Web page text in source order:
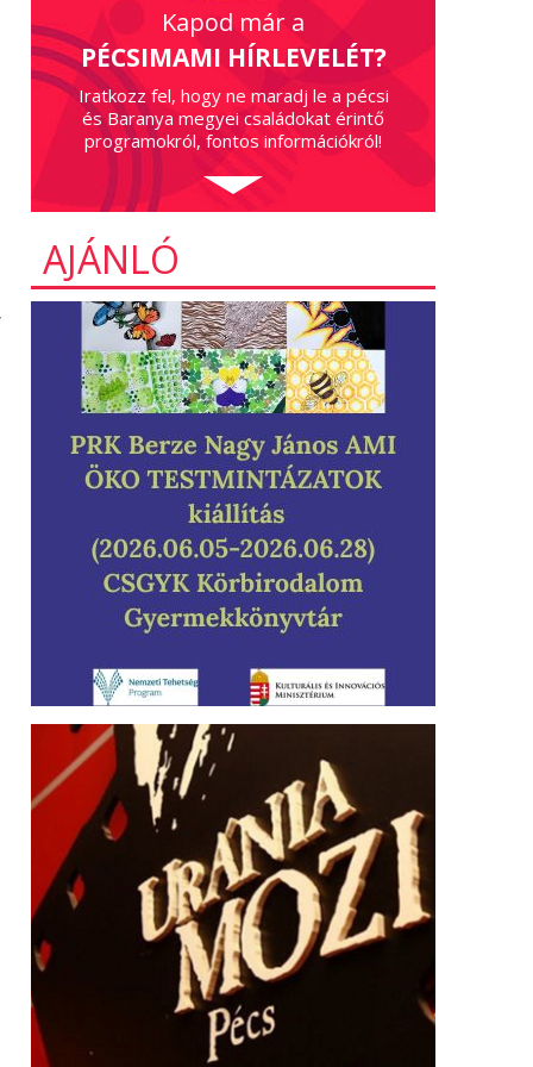
Kapod már a
PÉCSIMAMI HÍRLEVELÉT?
Iratkozz fel, hogy ne maradj le a pécsi
és Baranya megyei családokat érintő
programokról, fontos információkról!
AJÁNLÓ